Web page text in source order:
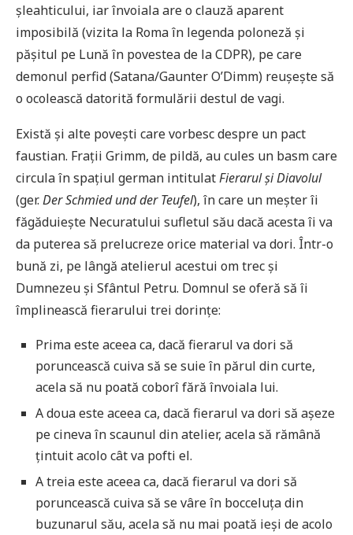
șleahticului, iar învoiala are o clauză aparent
imposibilă (vizita la Roma în legenda poloneză și
pășitul pe Lună în povestea de la CDPR), pe care
demonul perfid (Satana/Gaunter O’Dimm) reușește să
o ocolească datorită formulării destul de vagi.
Există și alte povești care vorbesc despre un pact
faustian. Frații Grimm, de pildă, au cules un basm care
circula în spaţiul german intitulatFierarul și Diavolul
(ger.Der Schmied und der Teufel), în care un meșter îi
făgăduiește Necuratului sufletul său dacă acesta îi va
da puterea să prelucreze orice material va dori. Într-o
bună zi, pe lângă atelierul acestui om trec și
Dumnezeu și Sfântul Petru. Domnul se oferă să îi
împlinească fierarului trei dorințe:
Prima este aceea ca, dacă fierarul va dori să
poruncească cuiva să se suie în părul din curte,
acela să nu poată coborî fără învoiala lui.
A doua este aceea ca, dacă fierarul va dori să așeze
pe cineva în scaunul din atelier, acela să rămână
țintuit acolo cât va pofti el.
A treia este aceea ca, dacă fierarul va dori să
poruncească cuiva să se vâre în bocceluța din
buzunarul său, acela să nu mai poată ieși de acolo